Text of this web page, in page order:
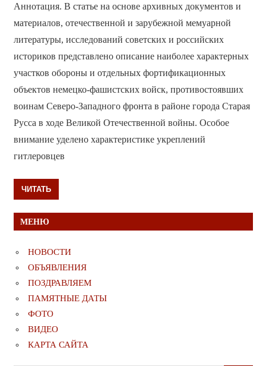
Аннотация. В статье на основе архивных документов и
материалов, отечественной и зарубежной мемуарной
литературы, исследований советских и российских
историков представлено описание наиболее характерных
участков обороны и отдельных фортификационных
объектов немецко-фашистских войск, противостоявших
воинам Северо-Западного фронта в районе города Старая
Русса в ходе Великой Отечественной войны. Особое
внимание уделено характеристике укреплений
гитлеровцев
ЧИТАТЬ
МЕНЮ
НОВОСТИ
ОБЪЯВЛЕНИЯ
ПОЗДРАВЛЯЕМ
ПАМЯТНЫЕ ДАТЫ
ФОТО
ВИДЕО
КАРТА САЙТА